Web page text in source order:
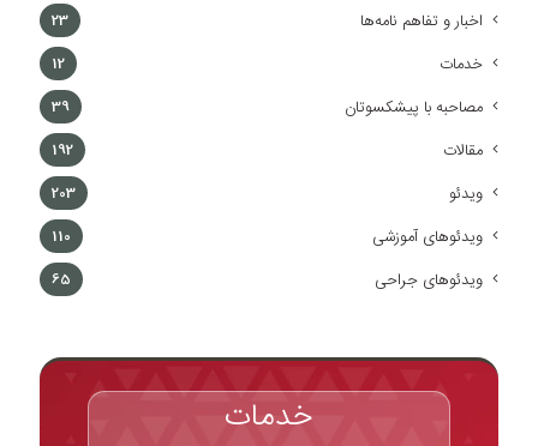
اخبار و تفاهم نامه‌ها 23
خدمات 12
مصاحبه با پیشکسوتان 39
مقالات 192
ویدئو 203
ویدئوهای آموزشی 110
ویدئوهای جراحی 65
خدمات